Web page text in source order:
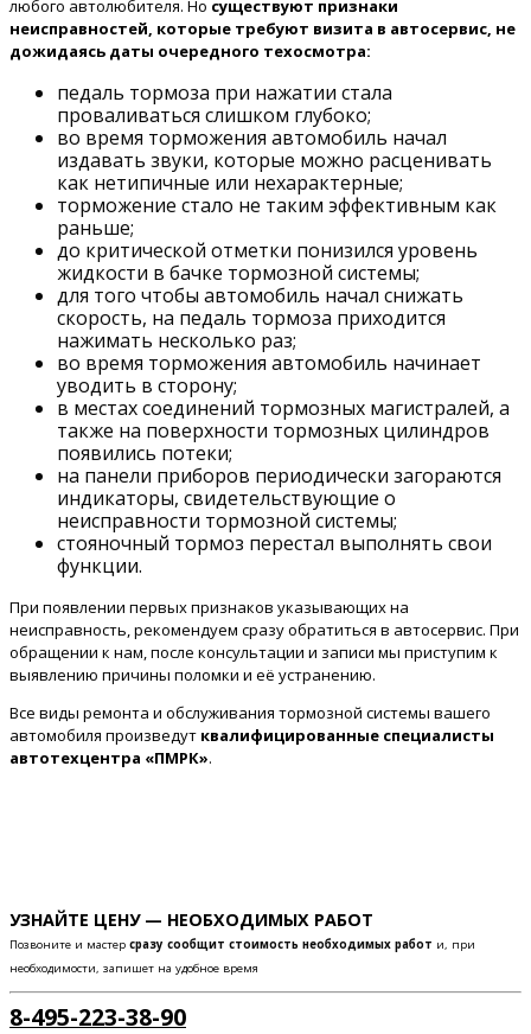
любого автолюбителя. Но существуют признаки
неисправностей, которые требуют визита в автосервис, не
дожидаясь даты очередного техосмотра:
педаль тормоза при нажатии стала
проваливаться слишком глубоко;
во время торможения автомобиль начал
издавать звуки, которые можно расценивать
как нетипичные или нехарактерные;
торможение стало не таким эффективным как
раньше;
до критической отметки понизился уровень
жидкости в бачке тормозной системы;
для того чтобы автомобиль начал снижать
скорость, на педаль тормоза приходится
нажимать несколько раз;
во время торможения автомобиль начинает
уводить в сторону;
в местах соединений тормозных магистралей, а
также на поверхности тормозных цилиндров
появились потеки;
на панели приборов периодически загораются
индикаторы, свидетельствующие о
неисправности тормозной системы;
стояночный тормоз перестал выполнять свои
функции.
При появлении первых признаков указывающих на
неисправность, рекомендуем сразу обратиться в автосервис. При
обращении к нам, после консультации и записи мы приступим к
выявлению причины поломки и её устранению.
Все виды ремонта и обслуживания тормозной системы вашего
автомобиля произведут квалифицированные специалисты
автотехцентра «ПМРК».
УЗНАЙТЕ ЦЕНУ — НЕОБХОДИМЫХ РАБОТ
Позвоните и мастер сразу сообщит стоимость необходимых работ и, при
необходимости, запишет на удобное время
8-495-223-38-90